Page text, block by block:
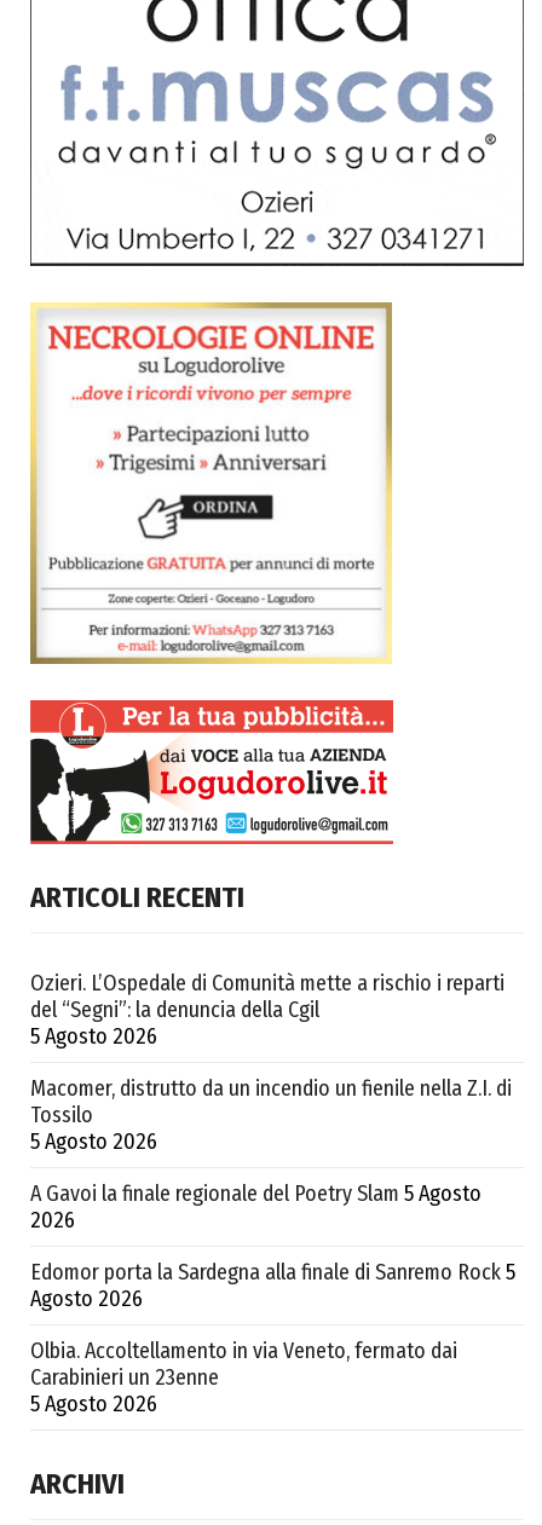
ARTICOLI RECENTI
Ozieri. L’Ospedale di Comunità mette a rischio i reparti
del “Segni”: la denuncia della Cgil
5 Agosto 2026
Macomer, distrutto da un incendio un fienile nella Z.I. di
Tossilo
5 Agosto 2026
A Gavoi la finale regionale del Poetry Slam 5 Agosto
2026
Edomor porta la Sardegna alla finale di Sanremo Rock5
Agosto 2026
Olbia. Accoltellamento in via Veneto, fermato dai
Carabinieri un 23enne
5 Agosto 2026
ARCHIVI